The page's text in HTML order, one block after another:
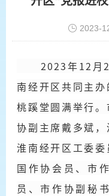
2023-
2023年12月
南经开区共同主
桃蹊堂圆满举行
协副主席戴多斌，
淮南经开区工委
国作协会员、市
员、市作协副秘